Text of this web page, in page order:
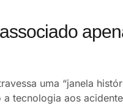
uma “janela
tecnologia aos